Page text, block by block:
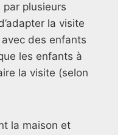
par plusieurs
la visite
des enfants
les enfants à
la visite (selon
la maison et